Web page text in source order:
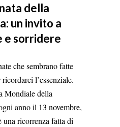
della
un invito a
e sorridere
che sembrano fatte
l’essenziale.
Mondiale della
anno il 13 novembre,
una ricorrenza fatta di